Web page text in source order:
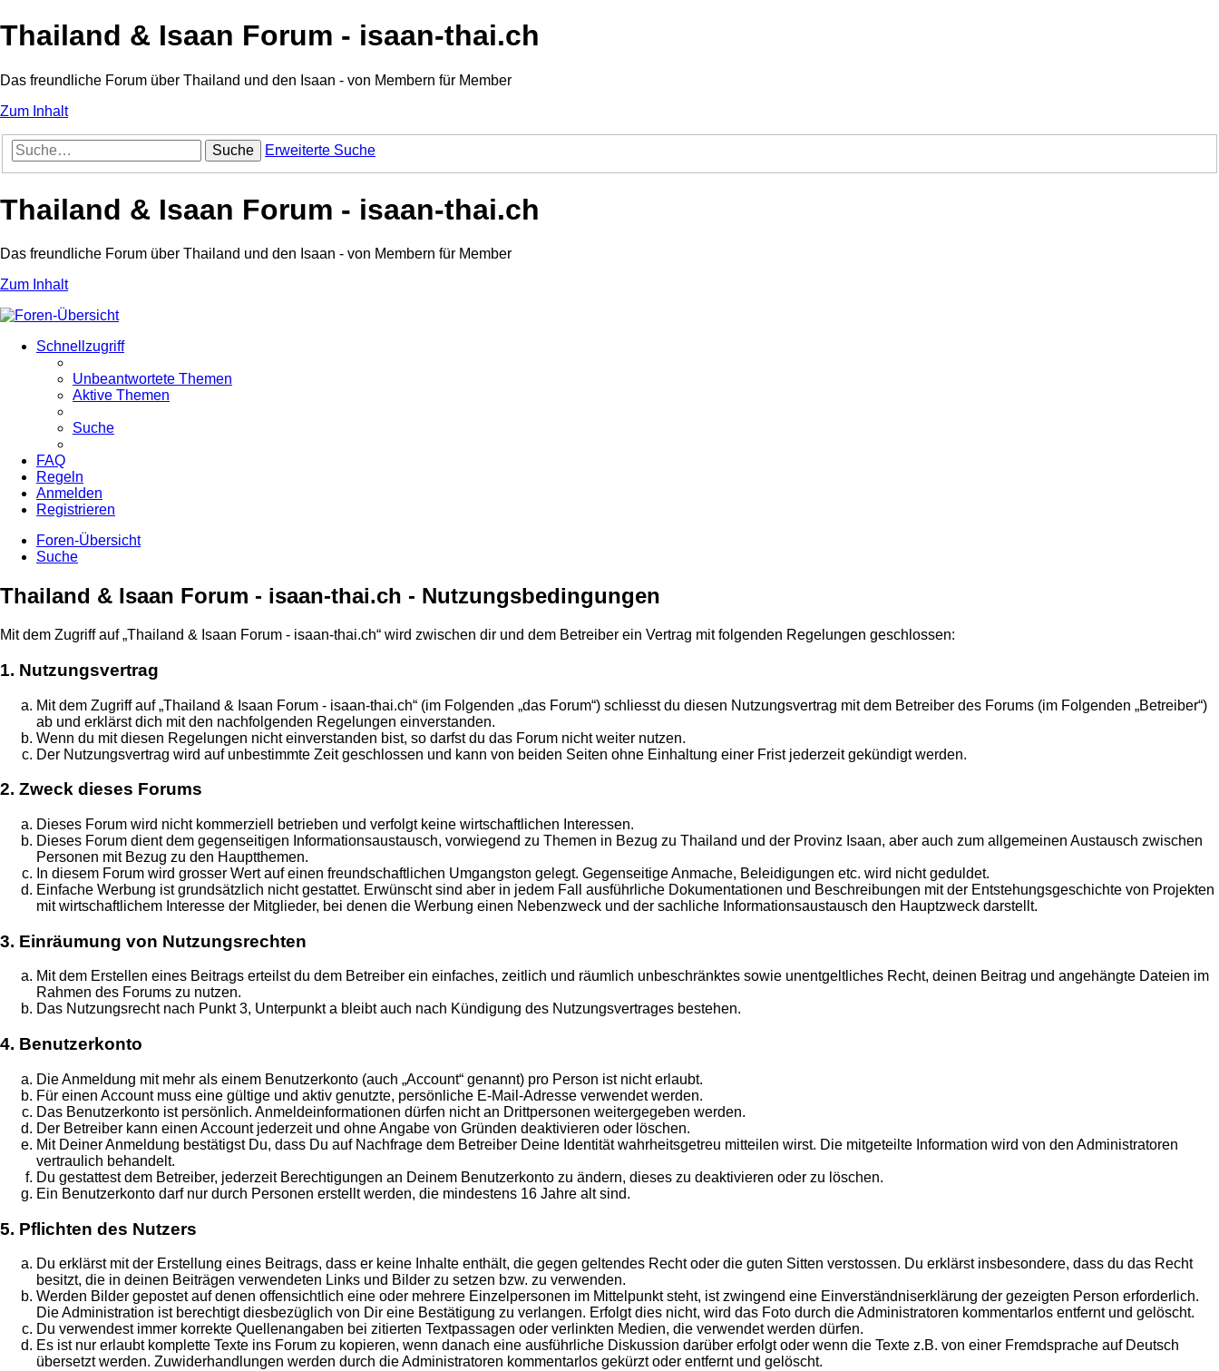
Thailand & Isaan Forum - isaan-thai.ch
Das freundliche Forum über Thailand und den Isaan - von Membern für Member
Zum Inhalt
Suche Erweiterte Suche
Thailand & Isaan Forum - isaan-thai.ch
Das freundliche Forum über Thailand und den Isaan - von Membern für Member
Zum Inhalt
Schnellzugriff
Unbeantwortete Themen
Aktive Themen
Suche
FAQ
Regeln
Anmelden
Registrieren
Foren-Übersicht
Suche
Thailand & Isaan Forum - isaan-thai.ch - Nutzungsbedingungen
Mit dem Zugriff auf „Thailand & Isaan Forum - isaan-thai.ch“ wird zwischen dir und dem Betreiber ein Vertrag mit folgenden Regelungen geschlossen:
1. Nutzungsvertrag
Mit dem Zugriff auf „Thailand & Isaan Forum - isaan-thai.ch“ (im Folgenden „das Forum“) schliesst du diesen Nutzungsvertrag mit dem Betreiber des Forums (im Folgenden „Betreiber“)
ab und erklärst dich mit den nachfolgenden Regelungen einverstanden.
Wenn du mit diesen Regelungen nicht einverstanden bist, so darfst du das Forum nicht weiter nutzen.
Der Nutzungsvertrag wird auf unbestimmte Zeit geschlossen und kann von beiden Seiten ohne Einhaltung einer Frist jederzeit gekündigt werden.
2. Zweck dieses Forums
Dieses Forum wird nicht kommerziell betrieben und verfolgt keine wirtschaftlichen Interessen.
Dieses Forum dient dem gegenseitigen Informationsaustausch, vorwiegend zu Themen in Bezug zu Thailand und der Provinz Isaan, aber auch zum allgemeinen Austausch zwischen
Personen mit Bezug zu den Hauptthemen.
In diesem Forum wird grosser Wert auf einen freundschaftlichen Umgangston gelegt. Gegenseitige Anmache, Beleidigungen etc. wird nicht geduldet.
Einfache Werbung ist grundsätzlich nicht gestattet. Erwünscht sind aber in jedem Fall ausführliche Dokumentationen und Beschreibungen mit der Entstehungsgeschichte von Projekten
mit wirtschaftlichem Interesse der Mitglieder, bei denen die Werbung einen Nebenzweck und der sachliche Informationsaustausch den Hauptzweck darstellt.
3. Einräumung von Nutzungsrechten
Mit dem Erstellen eines Beitrags erteilst du dem Betreiber ein einfaches, zeitlich und räumlich unbeschränktes sowie unentgeltliches Recht, deinen Beitrag und angehängte Dateien im
Rahmen des Forums zu nutzen.
Das Nutzungsrecht nach Punkt 3, Unterpunkt a bleibt auch nach Kündigung des Nutzungsvertrages bestehen.
4. Benutzerkonto
Die Anmeldung mit mehr als einem Benutzerkonto (auch „Account“ genannt) pro Person ist nicht erlaubt.
Für einen Account muss eine gültige und aktiv genutzte, persönliche E-Mail-Adresse verwendet werden.
Das Benutzerkonto ist persönlich. Anmeldeinformationen dürfen nicht an Drittpersonen weitergegeben werden.
Der Betreiber kann einen Account jederzeit und ohne Angabe von Gründen deaktivieren oder löschen.
Mit Deiner Anmeldung bestätigst Du, dass Du auf Nachfrage dem Betreiber Deine Identität wahrheitsgetreu mitteilen wirst. Die mitgeteilte Information wird von den Administratoren
vertraulich behandelt.
Du gestattest dem Betreiber, jederzeit Berechtigungen an Deinem Benutzerkonto zu ändern, dieses zu deaktivieren oder zu löschen.
Ein Benutzerkonto darf nur durch Personen erstellt werden, die mindestens 16 Jahre alt sind.
5. Pflichten des Nutzers
Du erklärst mit der Erstellung eines Beitrags, dass er keine Inhalte enthält, die gegen geltendes Recht oder die guten Sitten verstossen. Du erklärst insbesondere, dass du das Recht
besitzt, die in deinen Beiträgen verwendeten Links und Bilder zu setzen bzw. zu verwenden.
Werden Bilder gepostet auf denen offensichtlich eine oder mehrere Einzelpersonen im Mittelpunkt steht, ist zwingend eine Einverständniserklärung der gezeigten Person erforderlich.
Die Administration ist berechtigt diesbezüglich von Dir eine Bestätigung zu verlangen. Erfolgt dies nicht, wird das Foto durch die Administratoren kommentarlos entfernt und gelöscht.
Du verwendest immer korrekte Quellenangaben bei zitierten Textpassagen oder verlinkten Medien, die verwendet werden dürfen.
Es ist nur erlaubt komplette Texte ins Forum zu kopieren, wenn danach eine ausführliche Diskussion darüber erfolgt oder wenn die Texte z.B. von einer Fremdsprache auf Deutsch
übersetzt werden. Zuwiderhandlungen werden durch die Administratoren kommentarlos gekürzt oder entfernt und gelöscht.